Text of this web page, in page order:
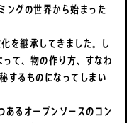
ングの世界から始まった
を継承してきました。し
て、物の作り方、すなわ
するものになってしまい
あるオープンソースのコン